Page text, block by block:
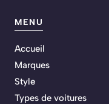
MENU
Accueil
Marques
Style
Types de voitures